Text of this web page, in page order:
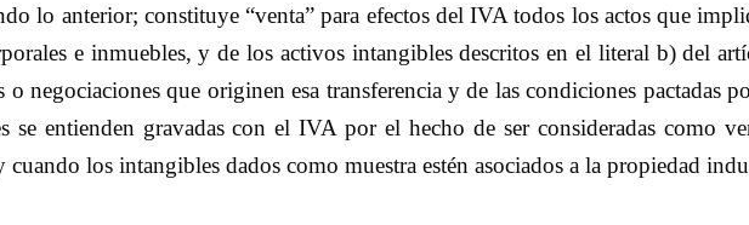
lo anterior; constituye “venta” para efectos del IVA todos los actos que
e inmuebles, y de los activos intangibles descritos en el literal b) del
o negociaciones que originen esa transferencia y de las condiciones pactadas
se entienden gravadas con el IVA por el hecho de ser consideradas como
los intangibles dados como muestra estén asociados a la propiedad